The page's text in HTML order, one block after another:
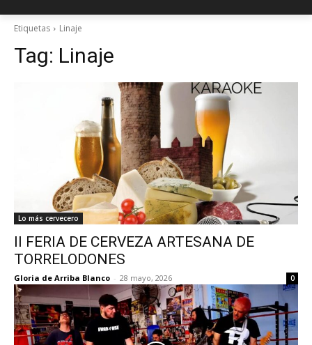
Etiquetas Linaje
Tag: Linaje
Lo más cervecero
II FERIA DE CERVEZA ARTESANA DE
TORRELODONES
Gloria de Arriba Blanco - 28 mayo, 2026 0